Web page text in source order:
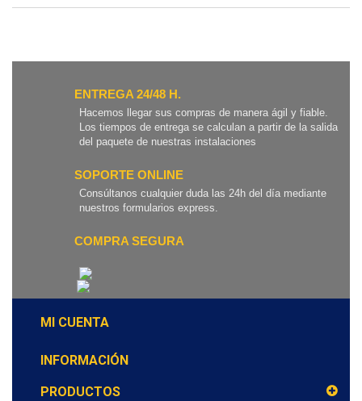
ENTREGA 24/48 H.
Hacemos llegar sus compras de manera ágil y fiable.
Los tiempos de entrega se calculan a partir de la salida
del paquete de nuestras instalaciones
SOPORTE ONLINE
Consúltanos cualquier duda las 24h del día mediante
nuestros formularios express.
COMPRA SEGURA
MI CUENTA
INFORMACIÓN
PRODUCTOS